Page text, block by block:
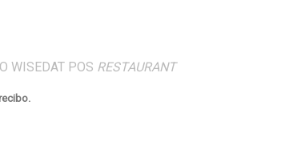
WISEDAT POS RESTAURANT